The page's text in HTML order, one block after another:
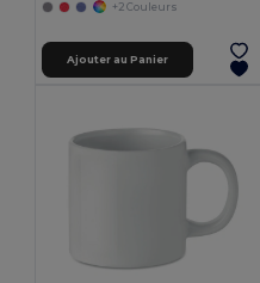
+2 Couleurs
Ajouter au Panier